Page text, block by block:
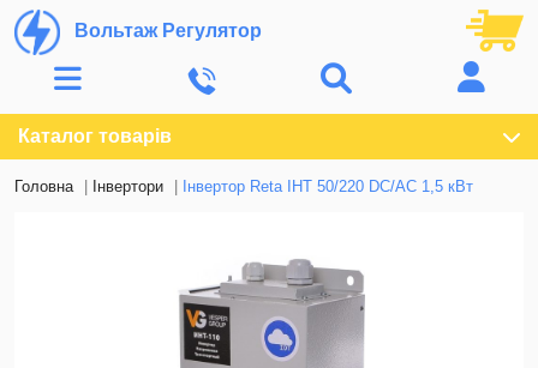
Вольтаж Регулятор
Каталог товарів
Головна Інвертори Інвертор Reta ІНТ 50/220 DC/AC 1,5 кВт